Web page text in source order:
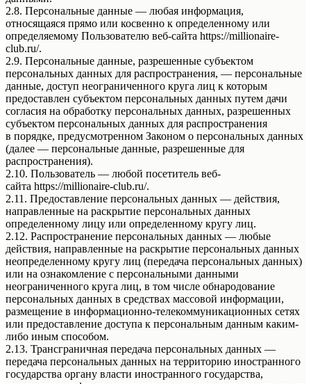
2.8. Персональные данные — любая информация,
относящаяся прямо или косвенно к определенному или
определяемому Пользователю веб-сайта https://millionaire-
club.ru/.
2.9. Персональные данные, разрешенные субъектом
персональных данных для распространения, — персональные
данные, доступ неограниченного круга лиц к которым
предоставлен субъектом персональных данных путем дачи
согласия на обработку персональных данных, разрешенных
субъектом персональных данных для распространения
в порядке, предусмотренном Законом о персональных данных
(далее — персональные данные, разрешенные для
распространения).
2.10. Пользователь — любой посетитель веб-
сайта https://millionaire-club.ru/.
2.11. Предоставление персональных данных — действия,
направленные на раскрытие персональных данных
определенному лицу или определенному кругу лиц.
2.12. Распространение персональных данных — любые
действия, направленные на раскрытие персональных данных
неопределенному кругу лиц (передача персональных данных)
или на ознакомление с персональными данными
неограниченного круга лиц, в том числе обнародование
персональных данных в средствах массовой информации,
размещение в информационно-телекоммуникационных сетях
или предоставление доступа к персональным данным каким-
либо иным способом.
2.13. Трансграничная передача персональных данных —
передача персональных данных на территорию иностранного
государства органу власти иностранного государства,